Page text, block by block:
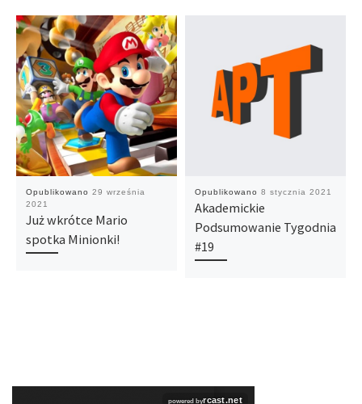
Opublikowano 29 września
2021
Już wkrótce Mario
spotka Minionki!
Opublikowano 8 stycznia 2021
Akademickie
Podsumowanie Tygodnia
#19